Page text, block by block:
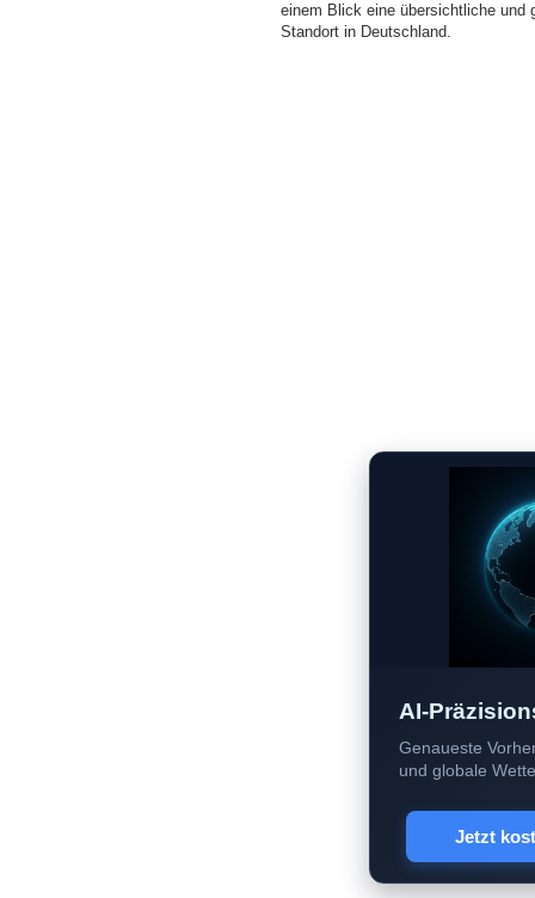
einem Blick eine übersichtliche und
Standort in Deutschland.
AI-
Genaueste
und globale
Jetzt